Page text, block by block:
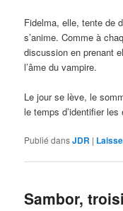
Fidelma, elle, tente de
s’anime. Comme à
discussion en prenant
l’âme du vampire.
Le jour se lève, le
le temps d’identifier
Publié dansJDR |
Sambor,